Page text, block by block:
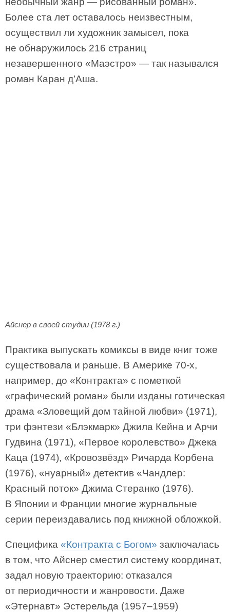
Более ста лет оставалось неизвестным,
осуществил ли художник замысел, пока
не обнаружилось 216 страниц
незавершенного «Маэстро» — так назывался
роман Каран д’Аша.
Айснер в своей студии (1978 г.)
Практика выпускать комиксы в виде книг тоже
существовала и раньше. В Америке 70-х,
например, до «Контракта» с пометкой
«графический роман» были изданы готическая
драма «Зловещий дом тайной любви» (1971),
три фэнтези «Блэкмарк» Джила Кейна и Арчи
Гудвина (1971), «Первое королевство» Джека
Каца (1974), «Кровозвёзд» Ричарда Корбена
(1976), «нуарный» детектив «Чандлер:
Красный поток» Джима Стеранко (1976).
В Японии и Франции многие журнальные
серии переиздавались под книжной обложкой.
Специфика «Контракта с Богом» заключалась
в том, что Айснер сместил систему координат,
задал новую траекторию: отказался
от периодичности и жанровости. Даже
«Этернавт» Эстерельда (1957–1959)